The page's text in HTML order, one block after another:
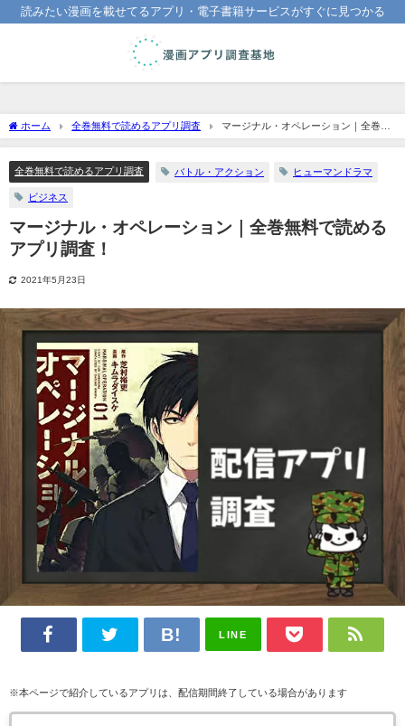
読みたい漫画を載せてるアプリ・電子書籍サービスがすぐに見つかる
ホーム 全巻無料で読めるアプリ調査
マージナル・オペレーション｜全巻無
料で読めるアプリ調査！
全巻無料で読めるアプリ調査 バトル・アクション ヒューマンドラマ
ビジネス
マージナル・オペレーション｜全巻無料で読める
アプリ調査！
2021年5月23日
LINE
※本ページで紹介しているアプリは、配信期間終了している場合があります